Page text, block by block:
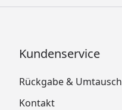
Kundenservice
Rückgabe & Umtausch
Kontakt